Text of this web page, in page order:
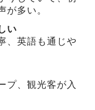
が多い。
い
、英語も通じや
プ、観光客が入